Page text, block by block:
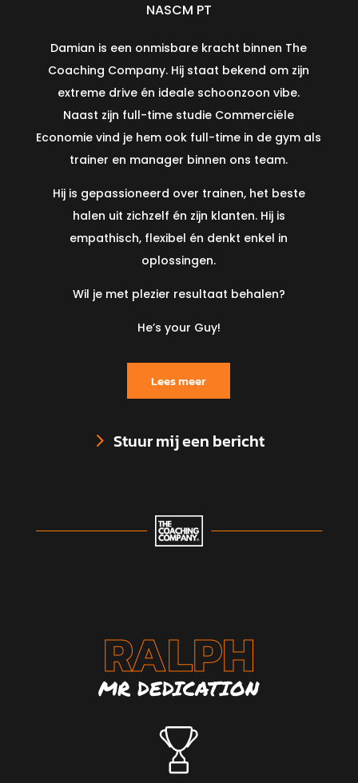
NASCM PT
Damian is een onmisbare kracht binnen The
Coaching Company. Hij staat bekend om zijn
extreme drive én ideale schoonzoon vibe.
Naast zijn full-time studie Commerciële
Economie vind je hem ook full-time in de gym als
trainer en manager binnen ons team.
Hij is gepassioneerd over trainen, het beste
halen uit zichzelf én zijn klanten. Hij is
empathisch, flexibel én denkt enkel in
oplossingen.
Wil je met plezier resultaat behalen?
He’s your Guy!
Lees meer
Stuur mij een bericht
RALPH
MR DEDICATION